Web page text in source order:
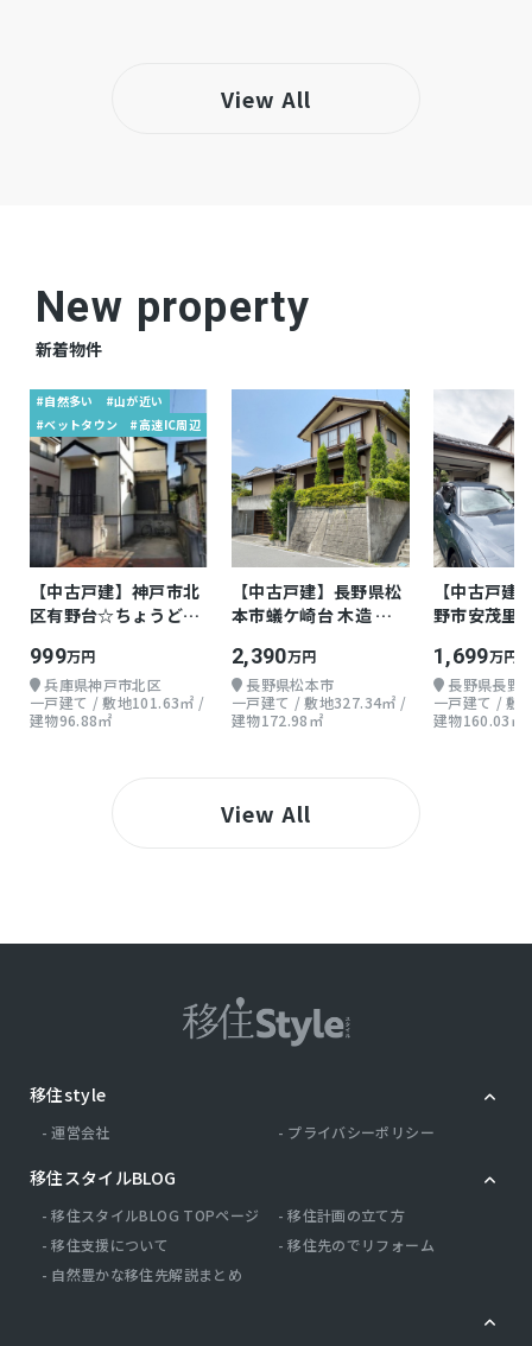
・ヨークマート 厚木妻田店／徒歩約13分（約
View All
New property
新着物件
#自然多い
#山が近い
#ベットタウン
#高速IC周辺
【中古戸建】神戸市北
区有野台☆ちょうどよ
999万円
兵庫県神戸市北区
一戸建て / 敷地101.63㎡ /
建物96.88㎡
【中古戸建】長野県松
本市蟻ケ崎台 木造 地
2,390万円
長野県松本市
一戸建て / 敷地327.34㎡ /
建物172.98㎡
【中古戸建
野市安茂里
1,699万円
長野県長野
一戸建て / 敷
建物160.03㎡
View All
移住style
運営会社 プライバシーポリシー
移住スタイルBLOG
移住スタイルBLOG TOPページ
移住計画の立て方
移住支援について
移住先のでリフォーム
自然豊かな移住先解説まとめ